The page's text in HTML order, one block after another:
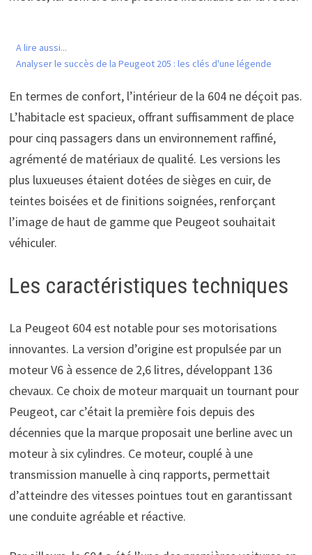
A lire aussi...
Analyser le succès de la Peugeot 205 : les clés d'une légende
En termes de confort, l’intérieur de la 604 ne déçoit pas.
L’habitacle est spacieux, offrant suffisamment de place
pour cinq passagers dans un environnement raffiné,
agrémenté de matériaux de qualité. Les versions les
plus luxueuses étaient dotées de sièges en cuir, de
teintes boisées et de finitions soignées, renforçant
l’image de haut de gamme que Peugeot souhaitait
véhiculer.
Les caractéristiques techniques
La Peugeot 604 est notable pour ses motorisations
innovantes. La version d’origine est propulsée par un
moteur V6 à essence de 2,6 litres, développant 136
chevaux. Ce choix de moteur marquait un tournant pour
Peugeot, car c’était la première fois depuis des
décennies que la marque proposait une berline avec un
moteur à six cylindres. Ce moteur, couplé à une
transmission manuelle à cinq rapports, permettait
d’atteindre des vitesses pointues tout en garantissant
une conduite agréable et réactive.